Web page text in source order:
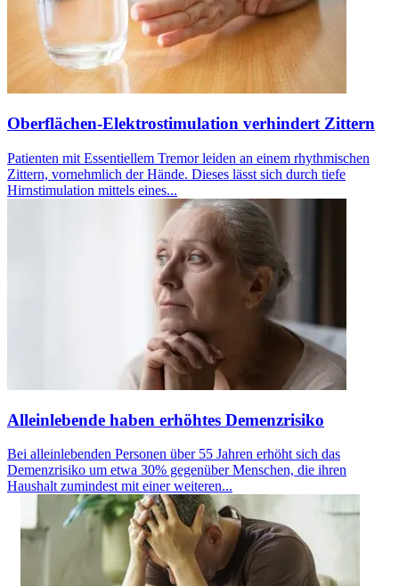
Oberflächen-Elektrostimulation verhindert Zittern
Patienten mit Essentiellem Tremor leiden an einem rhythmischen
Zittern, vornehmlich der Hände. Dieses lässt sich durch tiefe
Hirnstimulation mittels eines...
Alleinlebende haben erhöhtes Demenzrisiko
Bei alleinlebenden Personen über 55 Jahren erhöht sich das
Demenzrisiko um etwa 30% gegenüber Menschen, die ihren
Haushalt zumindest mit einer weiteren...